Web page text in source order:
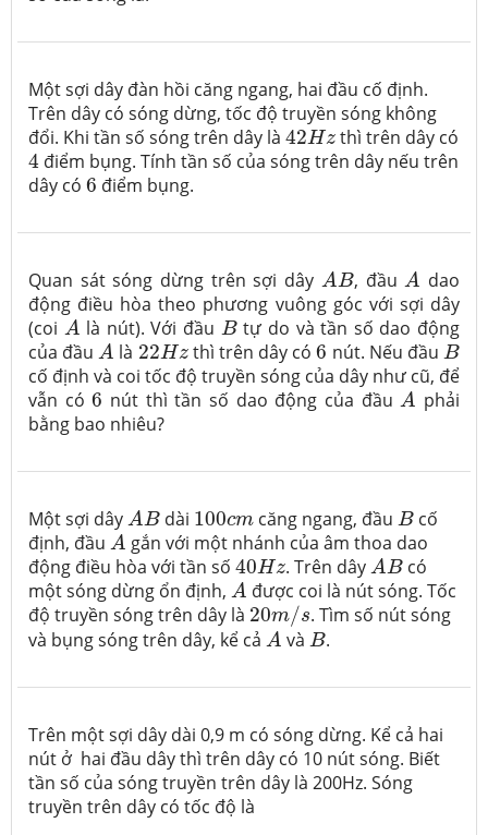
Một sợi dây đàn hồi căng ngang, hai đầu cố định.
Trên dây có sóng dừng, tốc độ truyền sóng không
đổi. Khi tần số sóng trên dây là 42Hz
42Hz thì trên dây có
4
4 điểm bụng. Tính tần số của sóng trên dây nếu trên
dây có 6
6điểm bụng.
Quan sát sóng dừng trên sợi dây AB
AB , đầuA
A dao
động điều hòa theo phương vuông góc với sợi dây
(coi A
A là nút). Với đầu B
Btự do và tần số dao động
của đầuA
A là 22Hz
22Hzthì trên dây có6
6 nút. Nếu đầuB
B
cố định và coi tốc độ truyền sóng của dây như cũ, để
vẫn có6
6 nút thì tần số dao động của đầuA
A phải
bằng bao nhiêu?
Một sợi dây AB
A B dài 100cm
100cm căng ngang, đầu B
B cố
định, đầu A
A gắn với một nhánh của âm thoa dao
động điều hòa với tần số 40Hz
40Hz. Trên dâyAB
AB có
một sóng dừng ổn định, A
A được coi là nút sóng. Tốc
độ truyền sóng trên dây là 20m/s
20m/s. Tìm số nút sóng
và bụng sóng trên dây, kể cả A
A và B
B.
Trên một sợi dây dài 0,9 m có sóng dừng. Kể cả hai
nút ở hai đầu dây thì trên dây có 10 nút sóng. Biết
tần số của sóng truyền trên dây là 200Hz. Sóng
truyền trên dây có tốc độ là